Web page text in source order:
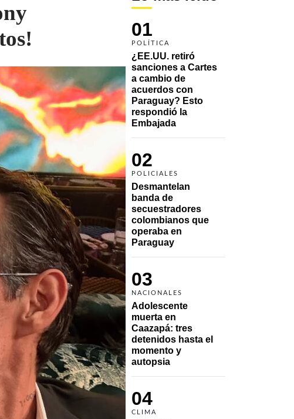
01
POLÍTICA
¿EE.UU. retiró
sanciones a Cartes
a cambio de
acuerdos con
Paraguay? Esto
respondió la
Embajada
02
POLICIALES
Desmantelan
banda de
secuestradores
colombianos que
operaba en
Paraguay
03
NACIONALES
Adolescente
muerta en
Caazapá: tres
detenidos hasta el
momento y
autopsia
04
CLIMA